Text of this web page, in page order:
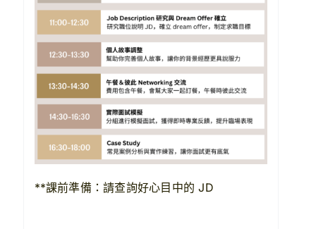
**課前準備：請查詢好心目中的 JD